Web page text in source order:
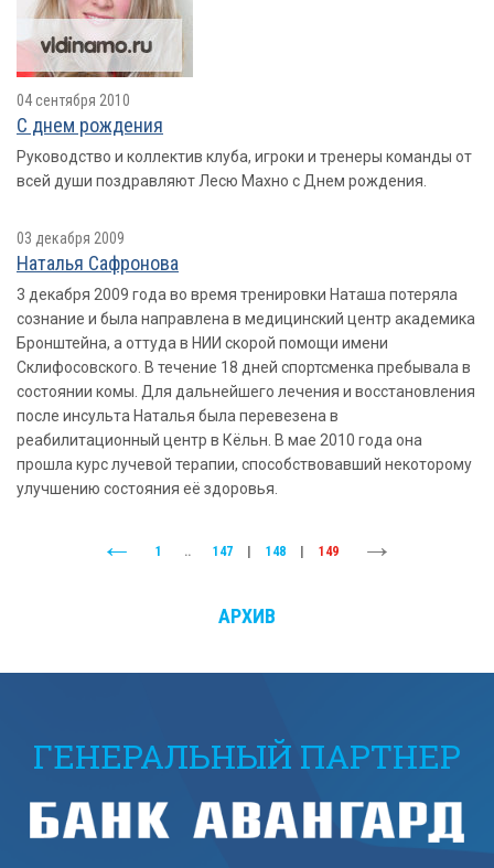
04 сентября 2010
С днем рождения
Руководство и коллектив клуба, игроки и тренеры команды от
всей души поздравляют Лесю Махно с Днем рождения.
03 декабря 2009
Наталья Сафронова
3 декабря 2009 года во время тренировки Наташа потеряла
сознание и была направлена в медицинский центр академика
Бронштейна, а оттуда в НИИ скорой помощи имени
Склифосовского. В течение 18 дней спортсменка пребывала в
состоянии комы. Для дальнейшего лечения и восстановления
после инсульта Наталья была перевезена в
реабилитационный центр в Кёльн. В мае 2010 года она
прошла курс лучевой терапии, способствовавший некоторому
улучшению состояния её здоровья.
1 .. 147 | 148 | 149
АРХИВ
ГЕНЕРАЛЬНЫЙ ПАРТНЕР